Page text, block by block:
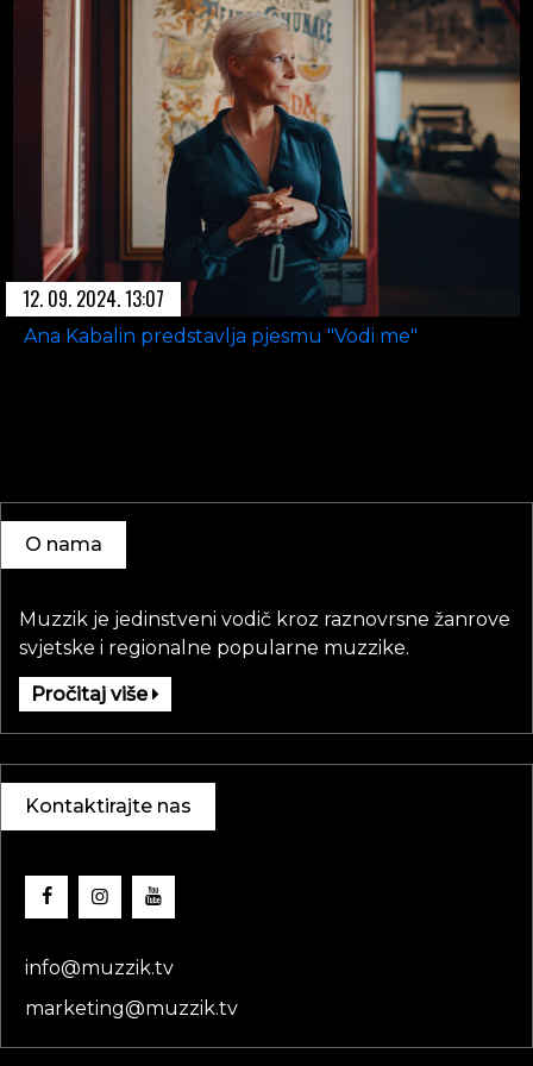
12. 09. 2024. 13:07
Ana Kabalin predstavlja pjesmu "Vodi me"
O nama
Muzzik je jedinstveni vodič kroz raznovrsne žanrove
svjetske i regionalne popularne muzzike.
Pročitaj više
Kontaktirajte nas
info@muzzik.tv
marketing@muzzik.tv